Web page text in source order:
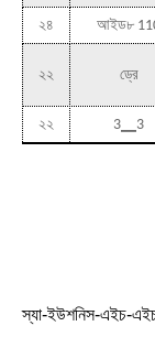
২৪ আইড৮
২২ ড্রে
২২ 3▁3
স্যা-ইউশনিস-এইচ-